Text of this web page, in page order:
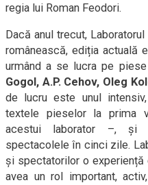
regia lui Roman Feodori.
Dacă anul trecut,
românească, ediția actuală
urmând a se lucra pe
Gogol, A.P. Cehov, Oleg
de lucru este unul
textele pieselor la prima
acestui laborator –, și
spectacolele în cinci zile.
și spectatorilor o
avea un rol important,